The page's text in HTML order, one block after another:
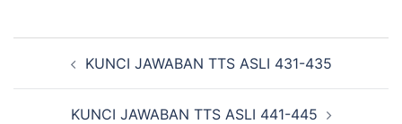
Navigasi
Tulisan
KUNCI JAWABAN TTS ASLI 431-435
KUNCI JAWABAN TTS ASLI 441-445